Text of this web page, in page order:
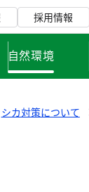
採用情報
自然環境
シカ対策について